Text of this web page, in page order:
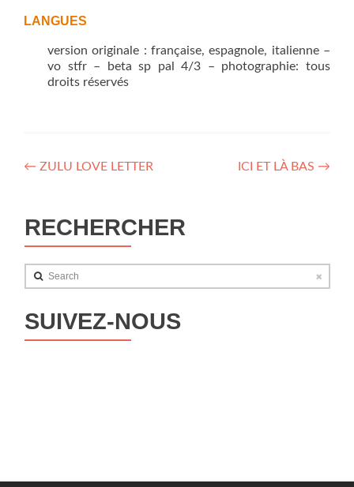
LANGUES
version originale : française, espagnole, italienne –
vo stfr – beta sp pal 4/3 – photographie: tous
droits réservés
Navigation
articles
← ZULU LOVE LETTER ICI ET LÀ BAS →
RECHERCHER
Search
SUIVEZ-NOUS